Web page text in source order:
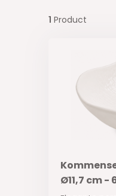
1 Product
Ø11,7 cm -